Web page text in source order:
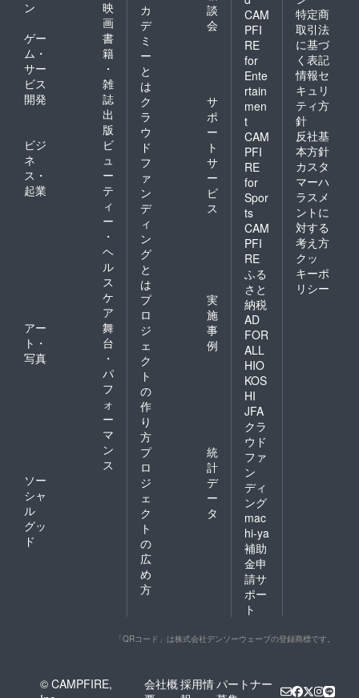
ン
映
画
ゲー
ム・
サー
ビス
開発
書
籍
・
雑
誌
出
版
ビジ
ネ
ス・
起業
ビ
ュ
ー
テ
ィ
ー
・
ヘ
ル
ス
ケ
ア
アー
ト・
写真
舞
台
・
パ
フ
ォ
ー
マ
ン
ス
ソー
シャ
ル
グッ
ド
カ
デ
ミ
ー
と
は
談
会
ク
ラ
ウ
ド
フ
ァ
ン
デ
ィ
ン
グ
と
は
サ
ポ
ー
ト
サ
ー
ビ
ス
プ
ロ
ジ
ェ
ク
ト
の
作
り
方
実
施
事
例
プ
ロ
ジ
ェ
ク
ト
の
広
め
方
統
計
デ
ー
タ
CAM
PFI
RE
for
Ente
rtain
men
t
CAM
PFI
RE
for
Spor
ts
CAM
PFI
RE
ふる
さと
納税
AD
FOR
ALL
HIO
KOS
HI
JFA
クラ
ウド
ファ
ン
ディ
ング
mac
hi-ya
補助
金申
請サ
ポー
ト
特定商
取引法
に基づ
く表記
情報セ
キュリ
ティ方
針
反社基
本方針
カスタ
マーハ
ラスメ
ントに
対する
考え方
クッ
キーポ
リシー
「QRコード」は株式会社デンソーウェーブの登録商標です。
© CAMPFIRE,
会社概採用情パートナー